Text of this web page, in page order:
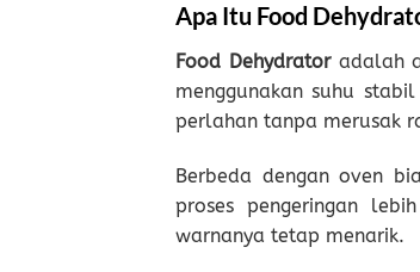
Apa Itu Food
Food Dehydratoradalah
menggunakan suhu
perlahan tanpa merusak
Berbeda dengan oven
proses pengeringan
warnanya tetap menarik.